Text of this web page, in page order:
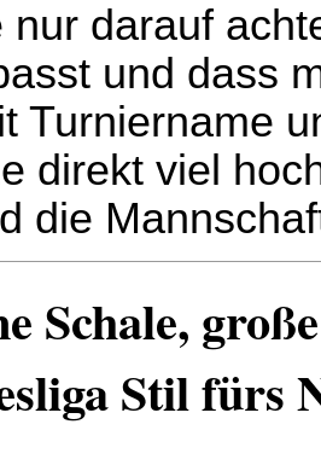
nur darauf
und dass
Turniername
direkt viel
die
Schale,
Stil fürs